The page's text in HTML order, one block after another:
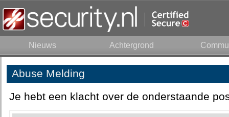
Nieuws Achtergrond
Abuse Melding
Je hebt een klacht over de onderstaande